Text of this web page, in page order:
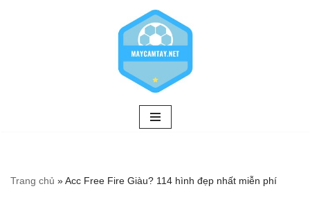
Trang chủ »Acc Free Fire Giàu? 114 hình đẹp nhất miễn phí